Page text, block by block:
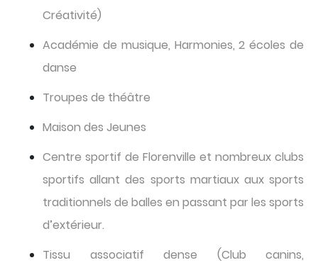
Créativité)
Académie de musique, Harmonies, 2 écoles de
danse
Troupes de théâtre
Maison des Jeunes
Centre sportif de Florenville et nombreux clubs
sportifs allant des sports martiaux aux sports
traditionnels de balles en passant par les sports
d’extérieur.
Tissu associatif dense (Club canins,